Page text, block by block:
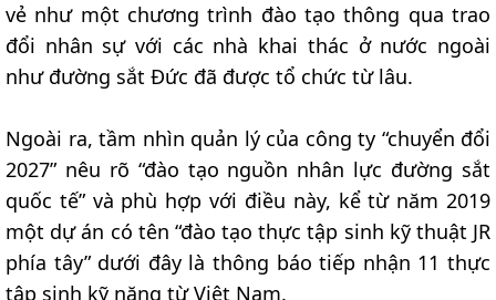
vẻ như một chương trình đào tạo thông qua trao
đổi nhân sự với các nhà khai thác ở nước ngoài
như đường sắt Đức đã được tổ chức từ lâu.
Ngoài ra, tầm nhìn quản lý của công ty “chuyển đổi
2027” nêu rõ “đào tạo nguồn nhân lực đường sắt
quốc tế” và phù hợp với điều này, kể từ năm 2019
một dự án có tên “đào tạo thực tập sinh kỹ thuật JR
phía tây” dưới đây là thông báo tiếp nhận 11 thực
tập sinh kỹ năng từ Việt Nam.